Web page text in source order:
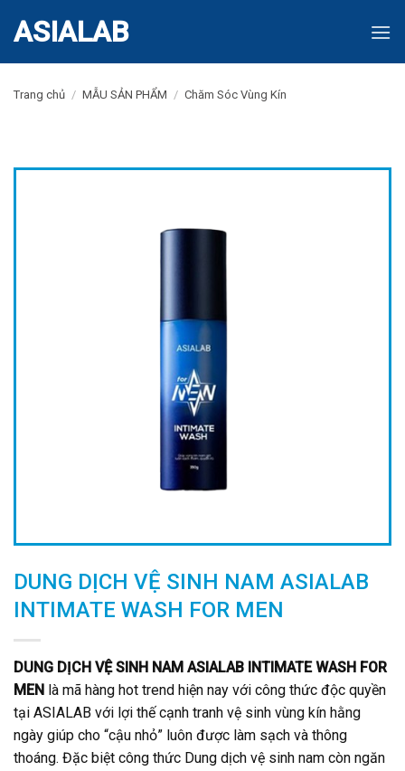
ASIALAB
Trang chủ / MẪU SẢN PHẨM / Chăm Sóc Vùng Kín
DUNG DỊCH VỆ SINH NAM ASIALAB
INTIMATE WASH FOR MEN
DUNG DỊCH VỆ SINH NAM ASIALAB INTIMATE WASH FOR
MEN là mã hàng hot trend hiện nay với công thức độc quyền
tại ASIALAB với lợi thế cạnh tranh vệ sinh vùng kín hằng
ngày giúp cho “cậu nhỏ” luôn được làm sạch và thông
thoáng. Đặc biệt công thức Dung dịch vệ sinh nam còn ngăn